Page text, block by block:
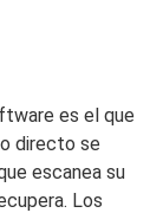
es el que
directo se
escanea su
Los